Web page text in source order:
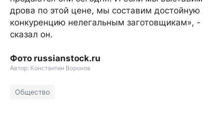
дрова по этой цене, мы составим достойную
конкуренцию нелегальным заготовщикам», -
сказал он.
Фото russianstock.ru
Автор: Константин Воронов
Общество